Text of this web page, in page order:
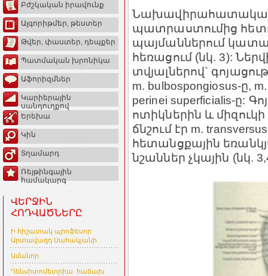
Բժշկական իրավունք
Ալգորիթմեր, թեստեր
Թվեր, փաստեր, դեպքեր
Պատմական խրոնիկա
Աֆորիզմներ
Կարիերային
սանդուղքով
Երեխա
Կին
Տղամարդ
Ռեյթինգային
համակարգ
ՎԵՐՋԻՆ
ՀՈԴՎԱԾՆԵՐԸ
Ի հիշատակ պրոֆեսոր
Արտավազդ Սահակյանի
Ամանոր
Դենսիտոմետրիա. հաճախ
պատրաստումից
պայմաններում
հեռացում (նկ. 3):
տվյալներով`
m. bulbospongiosus-ը,
perinei superficialis-ը:
ոտիկներին և
ճնշում էր m.
հետանցքային
նշաններ չկային (նկ.